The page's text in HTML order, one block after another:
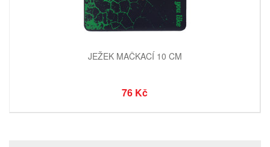
JEŽEK MAČKACÍ 10 CM
76 Kč